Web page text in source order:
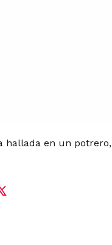
hallada en un